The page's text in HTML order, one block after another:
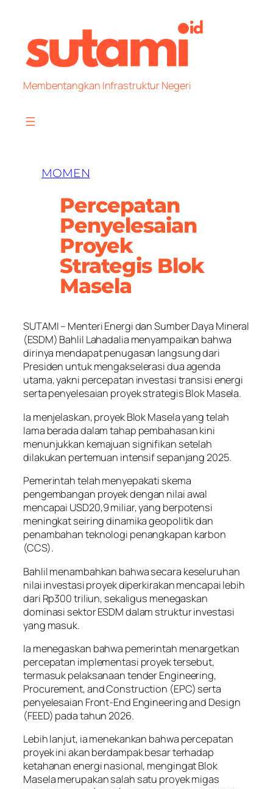
content
Membentangkan Infrastruktur Negeri
MOMEN
Percepatan
Penyelesaian
Proyek
Strategis Blok
Masela
SUTAMI – Menteri Energi dan Sumber Daya Mineral
(ESDM) Bahlil Lahadalia menyampaikan bahwa
dirinya mendapat penugasan langsung dari
Presiden untuk mengakselerasi dua agenda
utama, yakni percepatan investasi transisi energi
serta penyelesaian proyek strategis Blok Masela.
Ia menjelaskan, proyek Blok Masela yang telah
lama berada dalam tahap pembahasan kini
menunjukkan kemajuan signifikan setelah
dilakukan pertemuan intensif sepanjang 2025.
Pemerintah telah menyepakati skema
pengembangan proyek dengan nilai awal
mencapai USD20,9 miliar, yang berpotensi
meningkat seiring dinamika geopolitik dan
penambahan teknologi penangkapan karbon
(CCS).
Bahlil menambahkan bahwa secara keseluruhan
nilai investasi proyek diperkirakan mencapai lebih
dari Rp300 triliun, sekaligus menegaskan
dominasi sektor ESDM dalam struktur investasi
yang masuk.
Ia menegaskan bahwa pemerintah menargetkan
percepatan implementasi proyek tersebut,
termasuk pelaksanaan tender Engineering,
Procurement, and Construction (EPC) serta
penyelesaian Front-End Engineering and Design
(FEED) pada tahun 2026.
Lebih lanjut, ia menekankan bahwa percepatan
proyek ini akan berdampak besar terhadap
ketahanan energi nasional, mengingat Blok
Masela merupakan salah satu proyek migas